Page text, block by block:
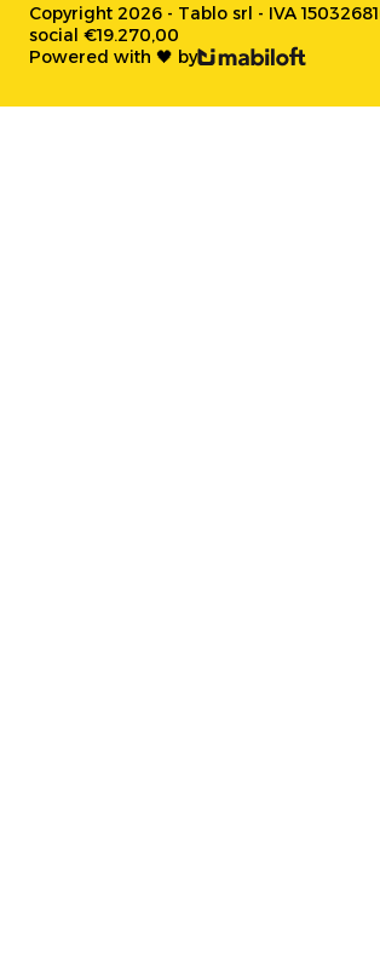
Copyright 2026 - Tablo srl - IVA
social €19.270,00
Powered with 🖤 by